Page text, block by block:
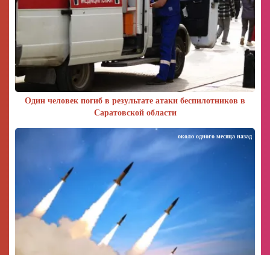
Один человек погиб в результате атаки беспилотников в
Саратовской области
около одного месяца назад